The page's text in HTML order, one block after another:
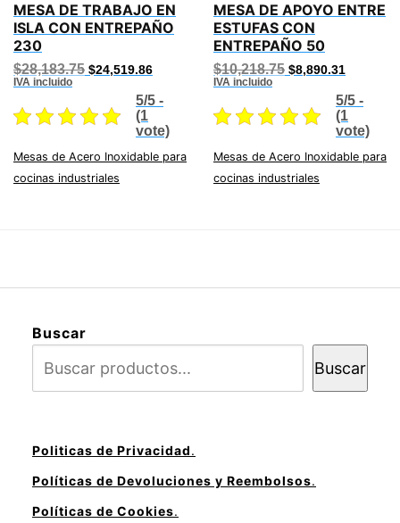
MESA DE TRABAJO EN
ISLA CON ENTREPAÑO
230
$28,183.75 Original
$28,183.75.
$24,519.86Current
is:
$24,519.86.
IVA incluido
5/5 -
(1
vote)
Mesas de Acero Inoxidable para
cocinas industriales
MESA DE APOYO ENTRE
ESTUFAS CON
ENTREPAÑO 50
$10,218.75 Original
$10,218.75.
$8,890.31
is:
IVA incluido
5/5 -
(1
vote)
Mesas de Acero Inoxidable para
cocinas industriales
Buscar
Buscar
Politicas de Privacidad.
Políticas de Devoluciones y Reembolsos.
Políticas de Cookies.